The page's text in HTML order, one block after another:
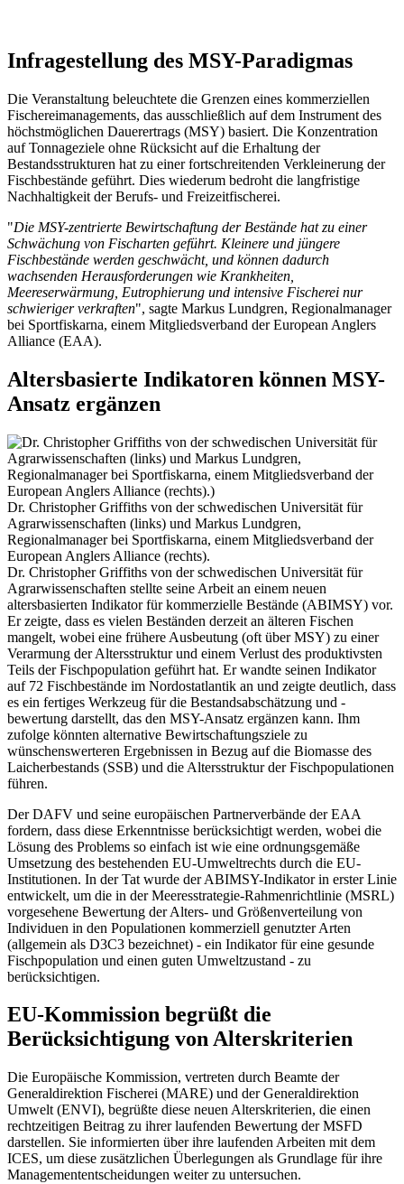
Infragestellung des MSY-Paradigmas
Die Veranstaltung beleuchtete die Grenzen eines kommerziellen
Fischereimanagements, das ausschließlich auf dem Instrument des
höchstmöglichen Dauerertrags (MSY) basiert. Die Konzentration
auf Tonnageziele ohne Rücksicht auf die Erhaltung der
Bestandsstrukturen hat zu einer fortschreitenden Verkleinerung der
Fischbestände geführt. Dies wiederum bedroht die langfristige
Nachhaltigkeit der Berufs- und Freizeitfischerei.
"Die MSY-zentrierte Bewirtschaftung der Bestände hat zu einer
Schwächung von Fischarten geführt. Kleinere und jüngere
Fischbestände werden geschwächt, und können dadurch
wachsenden Herausforderungen wie Krankheiten,
Meereserwärmung, Eutrophierung und intensive Fischerei nur
schwieriger verkraften", sagte Markus Lundgren, Regionalmanager
bei Sportfiskarna, einem Mitgliedsverband der European Anglers
Alliance (EAA).
Altersbasierte Indikatoren können MSY-
Ansatz ergänzen
Dr. Christopher Griffiths von der schwedischen Universität für
Agrarwissenschaften (links) und Markus Lundgren,
Regionalmanager bei Sportfiskarna, einem Mitgliedsverband der
European Anglers Alliance (rechts).
Dr. Christopher Griffiths von der schwedischen Universität für
Agrarwissenschaften stellte seine Arbeit an einem neuen
altersbasierten Indikator für kommerzielle Bestände (ABIMSY) vor.
Er zeigte, dass es vielen Beständen derzeit an älteren Fischen
mangelt, wobei eine frühere Ausbeutung (oft über MSY) zu einer
Verarmung der Altersstruktur und einem Verlust des produktivsten
Teils der Fischpopulation geführt hat. Er wandte seinen Indikator
auf 72 Fischbestände im Nordostatlantik an und zeigte deutlich, dass
es ein fertiges Werkzeug für die Bestandsabschätzung und -
bewertung darstellt, das den MSY-Ansatz ergänzen kann. Ihm
zufolge könnten alternative Bewirtschaftungsziele zu
wünschenswerteren Ergebnissen in Bezug auf die Biomasse des
Laicherbestands (SSB) und die Altersstruktur der Fischpopulationen
führen.
Der DAFV und seine europäischen Partnerverbände der EAA
fordern, dass diese Erkenntnisse berücksichtigt werden, wobei die
Lösung des Problems so einfach ist wie eine ordnungsgemäße
Umsetzung des bestehenden EU-Umweltrechts durch die EU-
Institutionen. In der Tat wurde der ABIMSY-Indikator in erster Linie
entwickelt, um die in der Meeresstrategie-Rahmenrichtlinie (MSRL)
vorgesehene Bewertung der Alters- und Größenverteilung von
Individuen in den Populationen kommerziell genutzter Arten
(allgemein als D3C3 bezeichnet) - ein Indikator für eine gesunde
Fischpopulation und einen guten Umweltzustand - zu
berücksichtigen.
EU-Kommission begrüßt die
Berücksichtigung von Alterskriterien
Die Europäische Kommission, vertreten durch Beamte der
Generaldirektion Fischerei (MARE) und der Generaldirektion
Umwelt (ENVI), begrüßte diese neuen Alterskriterien, die einen
rechtzeitigen Beitrag zu ihrer laufenden Bewertung der MSFD
darstellen. Sie informierten über ihre laufenden Arbeiten mit dem
ICES, um diese zusätzlichen Überlegungen als Grundlage für ihre
Managemententscheidungen weiter zu untersuchen.